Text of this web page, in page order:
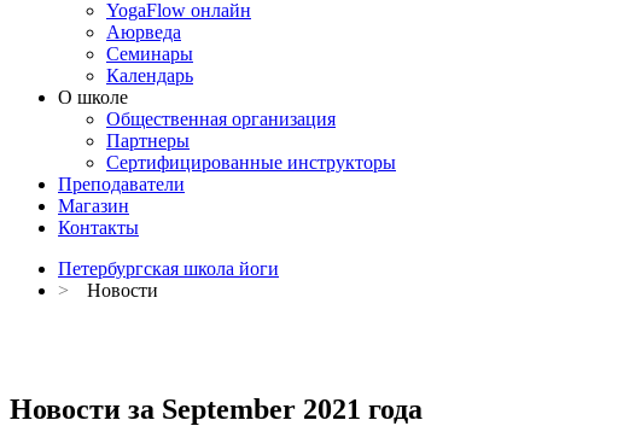
YogaFlow онлайн
Аюрведа
Семинары
Календарь
О школе
Общественная организация
Партнеры
Сертифицированные инструкторы
Преподаватели
Магазин
Контакты
Петербургская школа йоги
>
Новости
Новости за September 2021 года